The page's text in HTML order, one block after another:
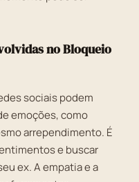
no Bloqueio
sociais podem
emoções, como
arrependimento. É
e buscar
ex. A empatia e a